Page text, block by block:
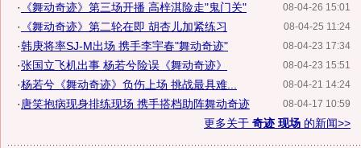
08-04-26 15:01
· 《舞动奇迹》第三场开播 高梓淇险走"鬼门关"
08-04-25 11:24
· 《舞动奇迹》第二轮在即 胡杏儿加紧练习
08-04-23 17:34
·韩庚将率SJ-M出场 携手李宇春"舞动奇迹"
08-04-23 15:51
·张国立飞机出事 杨若兮险误《舞动奇迹》
08-04-21 14:24
·杨若兮《舞动奇迹》负伤上场 挑战最具难...
08-04-17 10:59
· 唐笑抱病现身排练现场 携手搭档助阵舞动奇迹
更多关于 奇迹 现场 的新闻>>